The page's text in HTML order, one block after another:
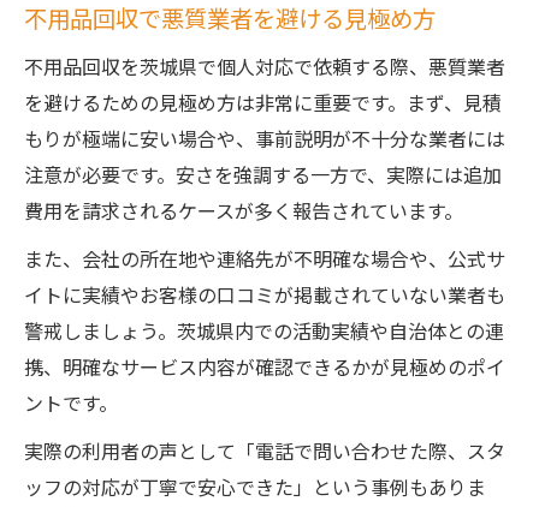
不用品回収で悪質業者を避ける見極め方
不用品回収を茨城県で個人対応で依頼する際、悪質業者
を避けるための見極め方は非常に重要です。まず、見積
もりが極端に安い場合や、事前説明が不十分な業者には
注意が必要です。安さを強調する一方で、実際には追加
費用を請求されるケースが多く報告されています。
また、会社の所在地や連絡先が不明確な場合や、公式サ
イトに実績やお客様の口コミが掲載されていない業者も
警戒しましょう。茨城県内での活動実績や自治体との連
携、明確なサービス内容が確認できるかが見極めのポイ
ントです。
実際の利用者の声として「電話で問い合わせた際、スタ
ッフの対応が丁寧で安心できた」という事例もありま